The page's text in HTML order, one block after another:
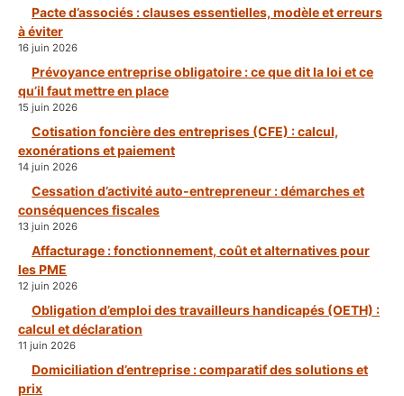
Pacte d’associés : clauses essentielles, modèle et erreurs
à éviter
16 juin 2026
Prévoyance entreprise obligatoire : ce que dit la loi et ce
qu’il faut mettre en place
15 juin 2026
Cotisation foncière des entreprises (CFE) : calcul,
exonérations et paiement
14 juin 2026
Cessation d’activité auto-entrepreneur : démarches et
conséquences fiscales
13 juin 2026
Affacturage : fonctionnement, coût et alternatives pour
les PME
12 juin 2026
Obligation d’emploi des travailleurs handicapés (OETH) :
calcul et déclaration
11 juin 2026
Domiciliation d’entreprise : comparatif des solutions et
prix